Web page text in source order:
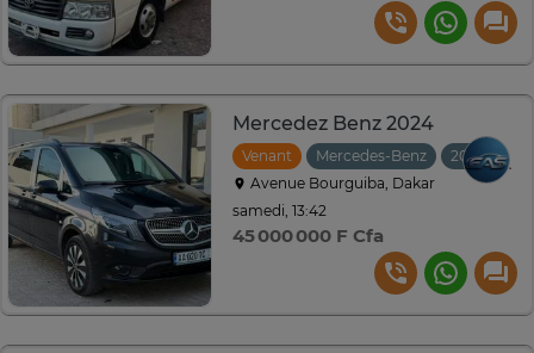
Mercedez Benz 2024
Venant Mercedes-Benz 2024
Avenue Bourguiba, Dakar
samedi, 13:42
45 000 000 F Cfa